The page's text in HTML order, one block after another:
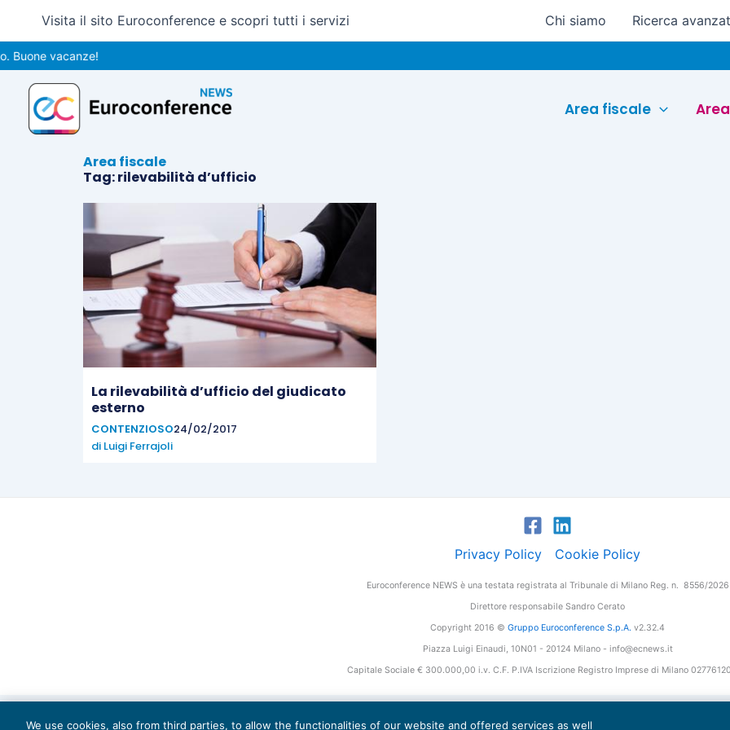
contenuto
Visita il sito Euroconference e scopri tutti i servizi Chi siamo Ricerca
vacanze!
Area fiscale
Area fiscale
Tag: rilevabilità d’ufficio
La rilevabilità d’ufficio del giudicato
esterno
CONTENZIOSO24/02/2017
di Luigi Ferrajoli
Privacy Policy Cookie Policy
Euroconference NEWS è una testata registrata al Tribunale di Milano Reg. n. 8556/2026
Direttore responsabile Sandro Cerato
Copyright 2016 © Gruppo Euroconference S.p.A. v2.32.4
Piazza Luigi Einaudi, 10N01 - 20124 Milano - info@ecnews.it
Capitale Sociale € 300.000,00 i.v. C.F. P.IVA Iscrizione Registro Imprese di Milano
We use cookies, also from third parties, to allow the functionalities of our website and offered services as well